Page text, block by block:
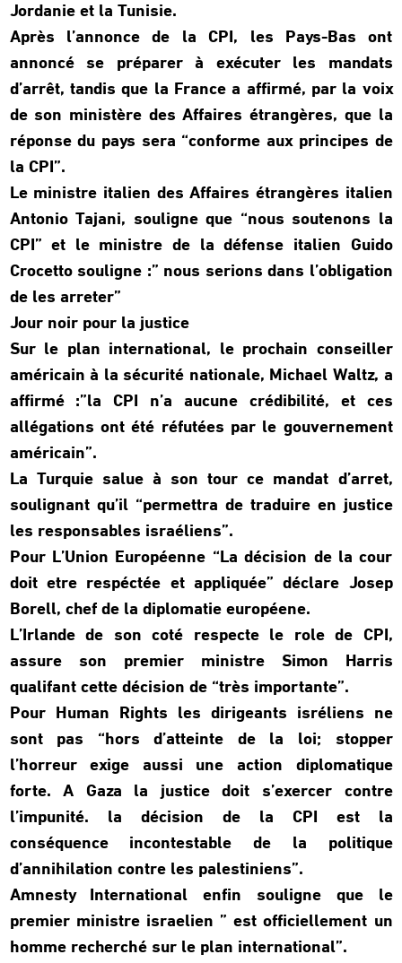
Jordanie et la Tunisie.
Après l’annonce de la CPI, les Pays-Bas ont
annoncé se préparer à exécuter les mandats
d’arrêt, tandis que la France a affirmé, par la voix
de son ministère des Affaires étrangères, que la
réponse du pays sera “conforme aux principes de
la CPI”.
Le ministre italien des Affaires étrangères italien
Antonio Tajani, souligne que “nous soutenons la
CPI” et le ministre de la défense italien Guido
Crocetto souligne :” nous serions dans l’obligation
de les arreter”
Jour noir pour la justice
Sur le plan international, le prochain conseiller
américain à la sécurité nationale, Michael Waltz, a
affirmé :”la CPI n’a aucune crédibilité, et ces
allégations ont été réfutées par le gouvernement
américain”.
La Turquie salue à son tour ce mandat d’arret,
soulignant qu’il “permettra de traduire en justice
les responsables israéliens”.
Pour L’Union Européenne “La décision de la cour
doit etre respéctée et appliquée” déclare Josep
Borell, chef de la diplomatie européene.
L’Irlande de son coté respecte le role de CPI,
assure son premier ministre Simon Harris
qualifant cette décision de “très importante”.
Pour Human Rights les dirigeants isréliens ne
sont pas “hors d’atteinte de la loi; stopper
l’horreur exige aussi une action diplomatique
forte. A Gaza la justice doit s’exercer contre
l’impunité. la décision de la CPI est la
conséquence incontestable de la politique
d’annihilation contre les palestiniens”.
Amnesty International enfin souligne que le
premier ministre israelien ” est officiellement un
homme recherché sur le plan international”.